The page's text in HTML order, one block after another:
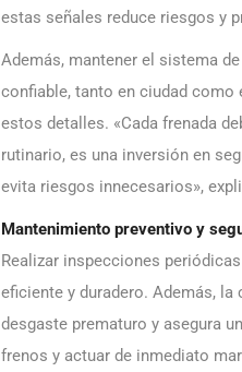
estas señales reduce riesgos y
Además, mantener el sistema
confiable, tanto en ciudad como
estos detalles. «Cada frenada
rutinario, es una inversión en
evita riesgos innecesarios»,
Mantenimiento preventivo y
Realizar inspecciones
eficiente y duradero. Además,
desgaste prematuro y asegura
frenos y actuar de inmediato